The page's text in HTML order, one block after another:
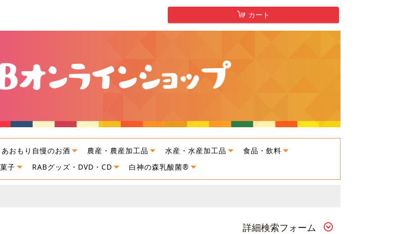
カート
あおもり自慢のお酒 農産・農産加工品 水産・水産加工品
食品・飲料
子 RABグッズ・DVD・CD 白神の森乳酸菌®
詳細検索フォーム